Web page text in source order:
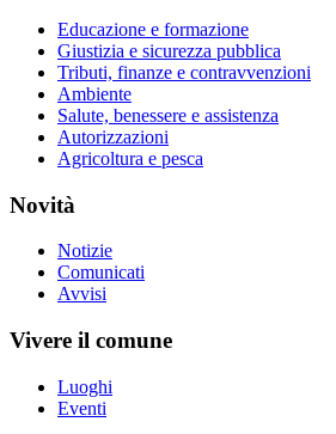
Educazione e formazione
Giustizia e sicurezza pubblica
Tributi, finanze e contravvenzioni
Ambiente
Salute, benessere e assistenza
Autorizzazioni
Agricoltura e pesca
Novità
Notizie
Comunicati
Avvisi
Vivere il comune
Luoghi
Eventi